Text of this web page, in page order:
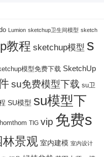
Lumion sketchup卫生间模型 sketch
教程 sketchup模型 s
模型免费下载 SketchUp
su免费模型下载 su卫
SU模型 su模型下
TIG vip 免费s
林景观 室内建模 室内设计